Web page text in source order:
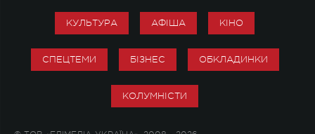
КУЛЬТУРА АФІША КІНО
СПЕЦТЕМИ БІЗНЕС ОБКЛАДИНКИ
КОЛУМНІСТИ